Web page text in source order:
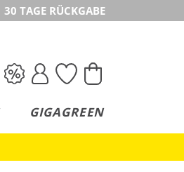
30 TAGE RÜCKGABE
GIGAGREEN